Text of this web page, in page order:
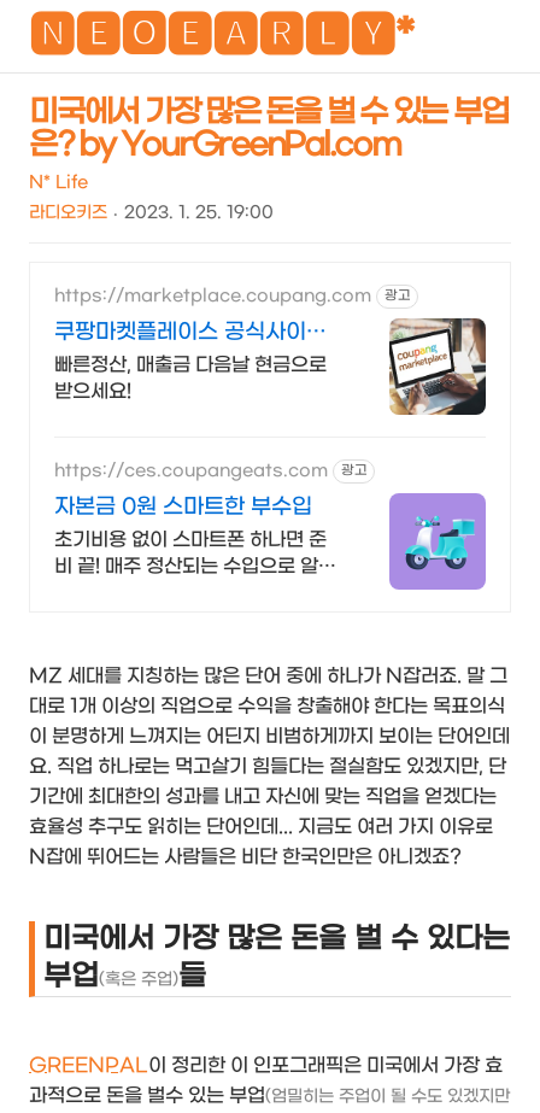
🅽🅴🅾🅴🅰🆁🅻🆈*
미국에서 가장 많은 돈을 벌 수 있는 부업
은? by YourGreenPal.com
N* Life
라디오키즈
2023. 1. 25. 19:00
https://marketplace.coupang.com 광고
쿠팡마켓플레이스 공식사이트
쿠팡 공식 입점사이트
빠른정산, 매출금 다음날 현금으로
받으세요!
https://ces.coupangeats.com 광고
자본금 0원 스마트한 부수입
초기비용 없이 스마트폰 하나면 준
비 끝! 매주 정산되는 수입으로 알찬
MZ 세대를 지칭하는 많은 단어 중에 하나가 N잡러죠. 말 그
대로 1개 이상의 직업으로 수익을 창출해야 한다는 목표의식
이 분명하게 느껴지는 어딘지 비범하게까지 보이는 단어인데
요. 직업 하나로는 먹고살기 힘들다는 절실함도 있겠지만, 단
기간에 최대한의 성과를 내고 자신에 맞는 직업을 얻겠다는
효율성 추구도 읽히는 단어인데... 지금도 여러 가지 이유로
N잡에 뛰어드는 사람들은 비단 한국인만은 아니겠죠?
미국에서 가장 많은 돈을 벌 수 있다는
부업(혹은 주업)들
GREENPAL이 정리한 이 인포그래픽은 미국에서 가장 효
과적으로 돈을 벌수 있는 부업(엄밀히는 주업이 될 수도 있겠지만